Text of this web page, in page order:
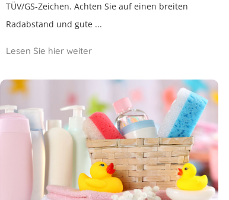
TÜV/GS-Zeichen. Achten Sie auf einen breiten
Radabstand und gute ...
Lesen Sie hier weiter